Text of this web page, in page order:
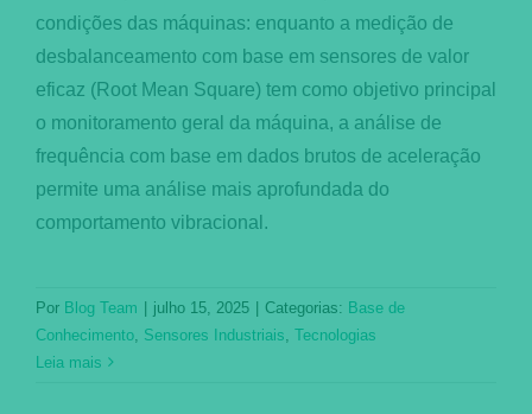
condições das máquinas: enquanto a medição de
desbalanceamento com base em sensores de valor
eficaz (Root Mean Square) tem como objetivo principal
o monitoramento geral da máquina, a análise de
frequência com base em dados brutos de aceleração
permite uma análise mais aprofundada do
comportamento vibracional.
Por Blog Team julho 15, 2025 Categorias: Base de
Conhecimento, Sensores Industriais Tecnologias
Leia mais